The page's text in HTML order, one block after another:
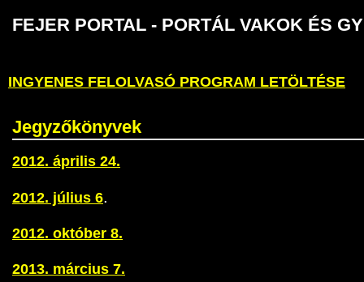
FEJER PORTAL - PORTÁL VAKOK ÉS
INGYENES FELOLVASÓ PROGRAM LETÖLTÉSE
Jegyzőkönyvek
2012. április 24.
2012. július 6.
2012. október 8.
2013. március 7.